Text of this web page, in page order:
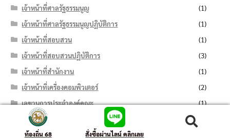
เจ้าหน้าที่ศาลรัฐธรรมนูญ
(1)
เจ้าหน้าที่ศาลรัฐธรรมนูญปฏิบัติการ
(1)
เจ้าหน้าที่สอบสวน
(1)
เจ้าหน้าที่สอบสวนปฏิบัติการ
(3)
เจ้าหน้าที่สำนักงาน
(1)
เจ้าหน้าที่เครื่องคอมพิวเตอร์
(2)
เลขานุการประจำองค์คณะ
(1)
โครงการพัฒนาตำบลแบบบูรณาการ
ท้องถิ่น 68 สั่งซื้อผ่านไลน์ คลิกเลย